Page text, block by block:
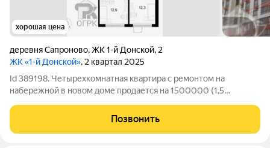
хорошая цена
деревня Сапроново,ЖК 1-й Донской, 2
ЖК «1-й Донской», 2 квартал 2025
Id 389198. Четырехкомнатная квартира с ремонтом на
набережной в новом доме продается на 1500000 (1,5
уникальное предложение для большой семьи, ценящей
современный комфорт, природу и перспективы роста
Позвонить